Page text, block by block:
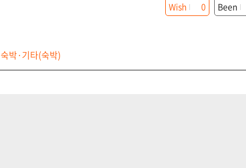
숙박·기타(숙박)
Wish 0 Been